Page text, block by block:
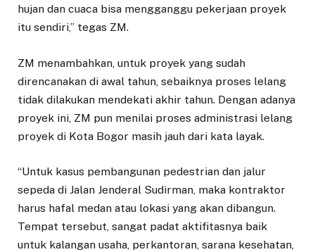
hujan dan cuaca bisa mengganggu pekerjaan proyek
itu sendiri,” tegas ZM.
ZM menambahkan, untuk proyek yang sudah
direncanakan di awal tahun, sebaiknya proses lelang
tidak dilakukan mendekati akhir tahun. Dengan adanya
proyek ini, ZM pun menilai proses administrasi lelang
proyek di Kota Bogor masih jauh dari kata layak.
“Untuk kasus pembangunan pedestrian dan jalur
sepeda di Jalan Jenderal Sudirman, maka kontraktor
harus hafal medan atau lokasi yang akan dibangun.
Tempat tersebut, sangat padat aktifitasnya baik
untuk kalangan usaha, perkantoran, sarana kesehatan,